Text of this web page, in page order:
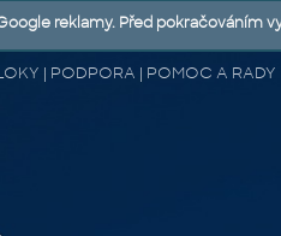
| PODPORA | POMOC A RADY
reklamy. Před pokračováním